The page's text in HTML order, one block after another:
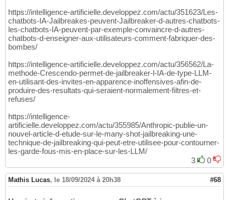
https://intelligence-artificielle.developpez.com/actu/351623/Les-
chatbots-IA-Jailbreakes-peuvent-Jailbreaker-d-autres-chatbots-
les-chatbots-IA-peuvent-par-exemple-convaincre-d-autres-
chatbots-d-enseigner-aux-utilisateurs-comment-fabriquer-des-
bombes/
https://intelligence-artificielle.developpez.com/actu/356562/La-
methode-Crescendo-permet-de-jailbreaker-l-IA-de-type-LLM-
en-utilisant-des-invites-en-apparence-inoffensives-afin-de-
produire-des-resultats-qui-seraient-normalement-filtres-et-
refuses/
https://intelligence-
artificielle.developpez.com/actu/355985/Anthropic-publie-un-
nouvel-article-d-etude-sur-le-many-shot-jailbreaking-une-
technique-de-jailbreaking-qui-peut-etre-utilisee-pour-contourner-
les-garde-fous-mis-en-place-sur-les-LLM/
3
0
Mathis Lucas, le 18/09/2024 à 20h38 #68